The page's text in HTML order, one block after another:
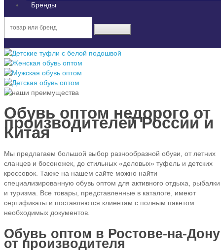
Бренды
Обувь оптом недорого от
производителей России и
Китая
Мы предлагаем большой выбор разнообразной обуви, от летних
сланцев и босоножек, до стильных «деловых» туфель и детских
кроссовок. Также на нашем сайте можно найти
специализированную обувь оптом для активного отдыха, рыбалки
и туризма. Все товары, представленные в каталоге, имеют
сертификаты и поставляются клиентам с полным пакетом
необходимых документов.
Обувь оптом в Ростове-на-Дону
от производителя